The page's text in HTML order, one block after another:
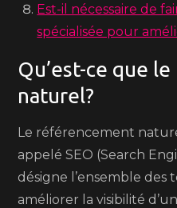
Est-il nécessaire de
spécialisée pour
Qu’est-ce que
naturel?
Le référencement
appelé SEO (Search
désigne l’ensemble des
améliorer la visibilité